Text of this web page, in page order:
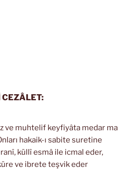
CEZÂLET:
ve muhtelif keyfiyâta medar ma
hakaik-ı sabite suretine
küllî esmâ ile icmal eder,
ve ibrete teşvik eder